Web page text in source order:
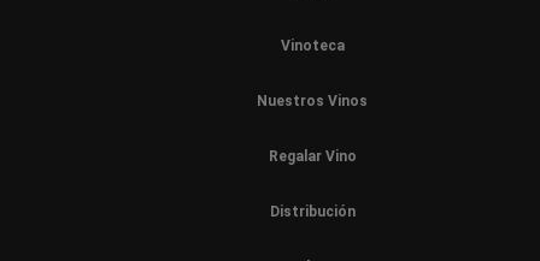
Vinoteca
Nuestros Vinos
Regalar Vino
Distribución